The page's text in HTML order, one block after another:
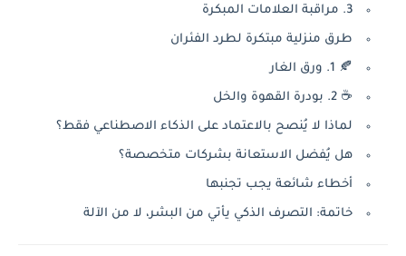
3. مراقبة العلامات المبكرة
طرق منزلية مبتكرة لطرد الفئران
🍂 1. ورق الغار
☕ 2. بودرة القهوة والخل
لماذا لا يُنصح بالاعتماد على الذكاء الاصطناعي فقط؟
هل يُفضل الاستعانة بشركات متخصصة؟
أخطاء شائعة يجب تجنبها
خاتمة: التصرف الذكي يأتي من البشر، لا من الآلة